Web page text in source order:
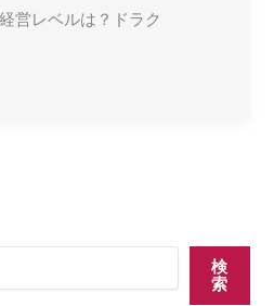
営レベルは？ドラク
検
索